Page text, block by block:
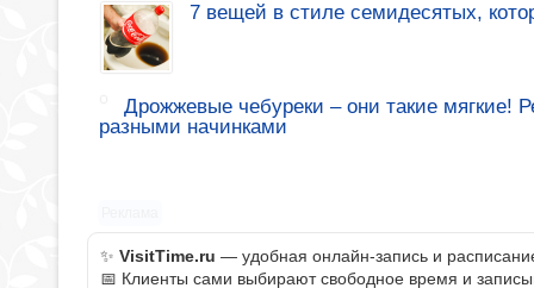
7 вещей в стиле семидесятых,
Дрожжевые чебуреки – они такие мягкие!
разными начинками
✨ VisitTime.ru — удобная онлайн-запись и
📅 Клиенты сами выбирают свободное время и